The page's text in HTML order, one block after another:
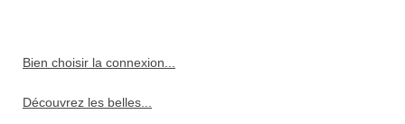
Bien choisir la connexion...
Découvrez les belles...